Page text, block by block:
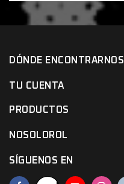
DÓNDE ENCONTRARNOS
TU CUENTA
PRODUCTOS
NOSOLOROL
SÍGUENOS EN